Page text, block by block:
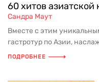
60 хитов азиатской
Сандра Маут
Вместе с этим
гастротур по Азии,
ПОДРОБНЕЕ